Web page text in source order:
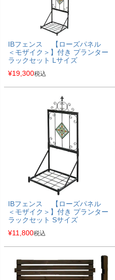
IBフェンス 【ローズパネル
＜モザイク＞】付き プランター
ラックセット Lサイズ
¥19,300税込
IBフェンス 【ローズパネル
＜モザイク＞】付き プランター
ラックセット Sサイズ
¥11,800税込